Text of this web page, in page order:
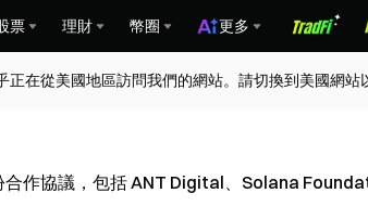
票 理財 幣圈 更多
正在從美國地區訪問我們的網站。請切換到美國網站
合作協議，包括 ANT Digital、Solana